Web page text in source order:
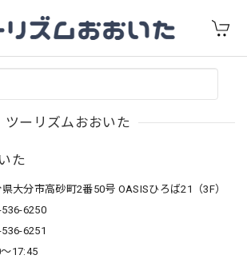
ツーリズムおおいた
た
大分市高砂町2番50号 OASISひろば21（3F）
6250
6251
17:45